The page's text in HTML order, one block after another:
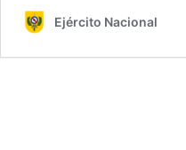
Ejército Nacional